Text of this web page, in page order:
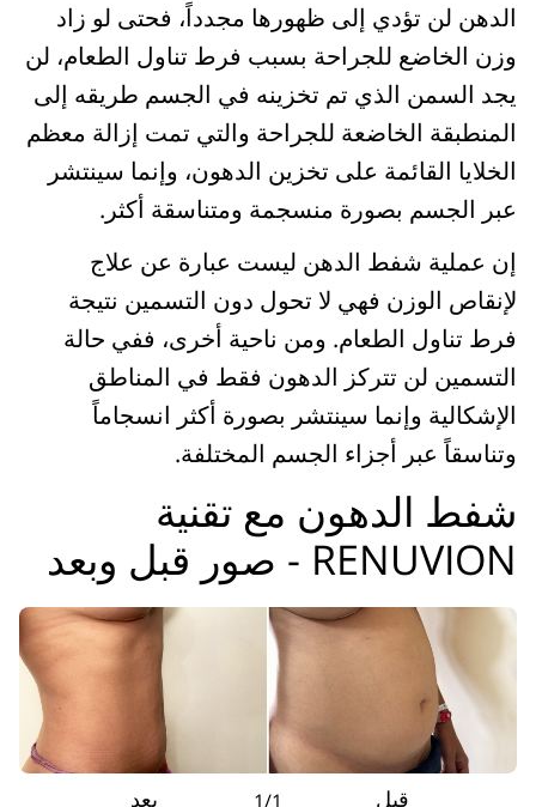
الدهن لن تؤدي إلى ظهورها مجدداً، فحتى لو زاد
وزن الخاضع للجراحة بسبب فرط تناول الطعام، لن
يجد السمن الذي تم تخزينه في الجسم طريقه إلى
المنطبقة الخاضعة للجراحة والتي تمت إزالة معظم
الخلايا القائمة على تخزين الدهون، وإنما سينتشر
عبر الجسم بصورة منسجمة ومتناسقة أكثر.
إن عملية شفط الدهن ليست عبارة عن علاج
لإنقاص الوزن فهي لا تحول دون التسمين نتيجة
فرط تناول الطعام. ومن ناحية أخرى، ففي حالة
التسمين لن تتركز الدهون فقط في المناطق
الإشكالية وإنما سينتشر بصورة أكثر انسجاماً
وتناسقاً عبر أجزاء الجسم المختلفة.
شفط الدهون مع تقنية
RENUVION - صور قبل وبعد
قبل بعد 1/1